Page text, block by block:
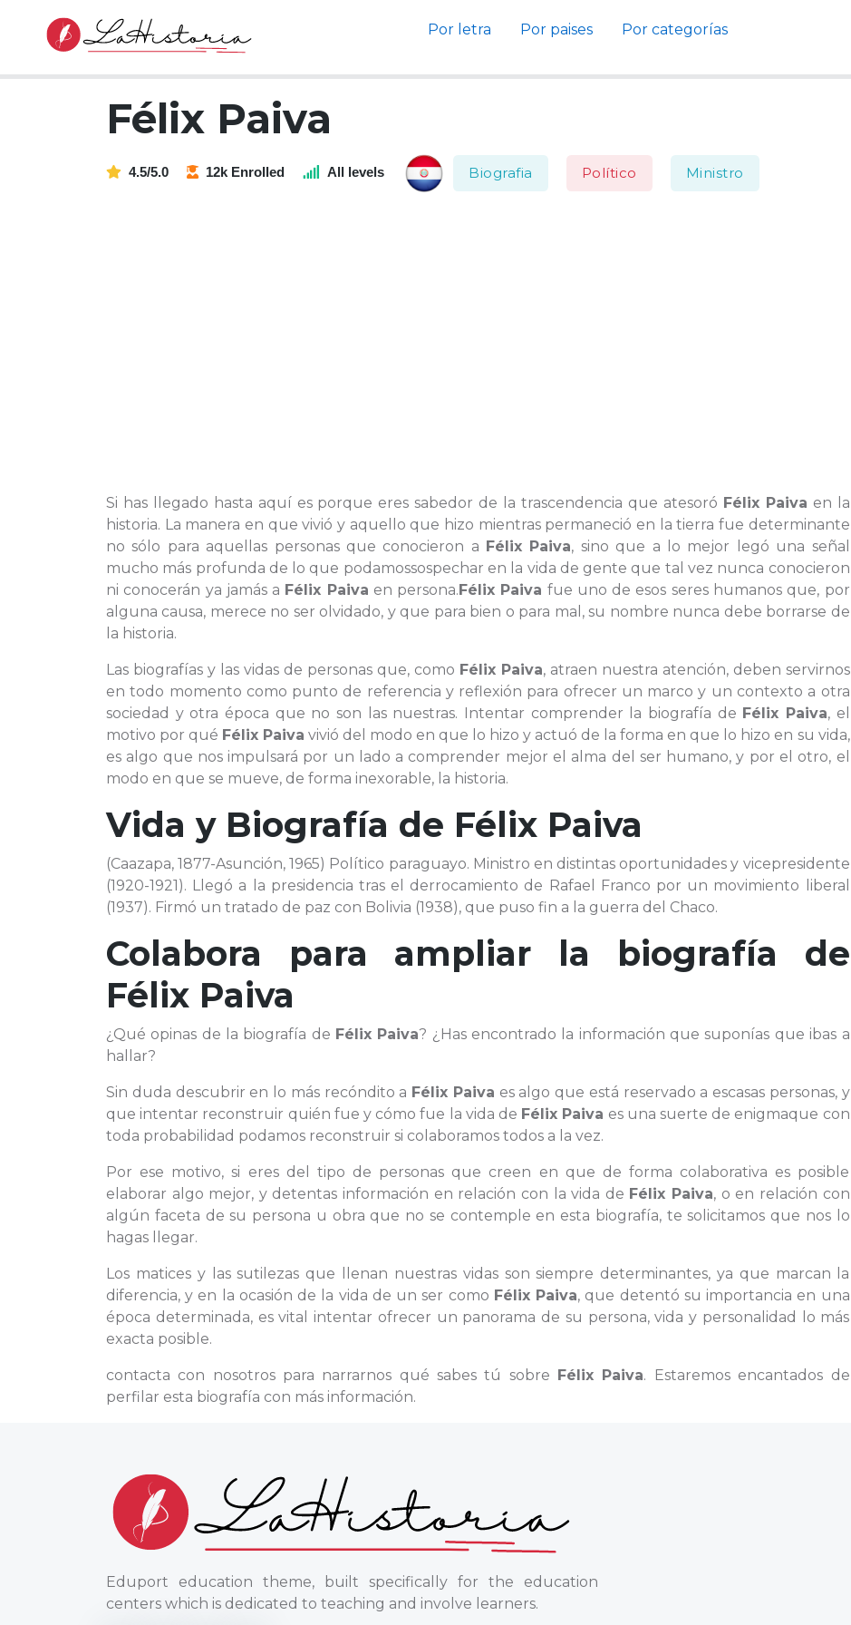
Por letra Por paises Por categorías
Félix Paiva
4.5/5.0 12k Enrolled All levels Biografia Político Ministro
Si has llegado hasta aquí es porque eres sabedor de la trascendencia que atesoró Félix Paiva en la
historia. La manera en que vivió y aquello que hizo mientras permaneció en la tierra fue determinante
no sólo para aquellas personas que conocieron a Félix Paiva, sino que a lo mejor legó una señal
mucho más profunda de lo que podamossospechar en la vida de gente que tal vez nunca conocieron
ni conocerán ya jamás a Félix Paiva en persona.Félix Paiva fue uno de esos seres humanos que, por
alguna causa, merece no ser olvidado, y que para bien o para mal, su nombre nunca debe borrarse de
la historia.
Las biografías y las vidas de personas que, como Félix Paiva, atraen nuestra atención, deben servirnos
en todo momento como punto de referencia y reflexión para ofrecer un marco y un contexto a otra
sociedad y otra época que no son las nuestras. Intentar comprender la biografía de Félix Paiva, el
motivo por qué Félix Paiva vivió del modo en que lo hizo y actuó de la forma en que lo hizo en su vida,
es algo que nos impulsará por un lado a comprender mejor el alma del ser humano, y por el otro, el
modo en que se mueve, de forma inexorable, la historia.
Vida y Biografía de Félix Paiva
(Caazapa, 1877-Asunción, 1965) Político paraguayo. Ministro en distintas oportunidades y vicepresidente
(1920-1921). Llegó a la presidencia tras el derrocamiento de Rafael Franco por un movimiento liberal
(1937). Firmó un tratado de paz con Bolivia (1938), que puso fin a la guerra del Chaco.
Colabora para ampliar la biografía de
Félix Paiva
¿Qué opinas de la biografía de Félix Paiva? ¿Has encontrado la información que suponías que ibas a
hallar?
Sin duda descubrir en lo más recóndito a Félix Paiva es algo que está reservado a escasas personas, y
que intentar reconstruir quién fue y cómo fue la vida de Félix Paiva es una suerte de enigmaque con
toda probabilidad podamos reconstruir si colaboramos todos a la vez.
Por ese motivo, si eres del tipo de personas que creen en que de forma colaborativa es posible
elaborar algo mejor, y detentas información en relación con la vida de Félix Paiva, o en relación con
algún faceta de su persona u obra que no se contemple en esta biografía, te solicitamos que nos lo
hagas llegar.
Los matices y las sutilezas que llenan nuestras vidas son siempre determinantes, ya que marcan la
diferencia, y en la ocasión de la vida de un ser como Félix Paiva, que detentó su importancia en una
época determinada, es vital intentar ofrecer un panorama de su persona, vida y personalidad lo más
exacta posible.
contacta con nosotros para narrarnos qué sabes tú sobre Félix Paiva. Estaremos encantados de
perfilar esta biografía con más información.
Eduport education theme, built specifically for the education
centers which is dedicated to teaching and involve learners.